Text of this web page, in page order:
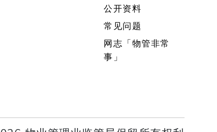
公开资料
常见问题
网志「物管非常
事」